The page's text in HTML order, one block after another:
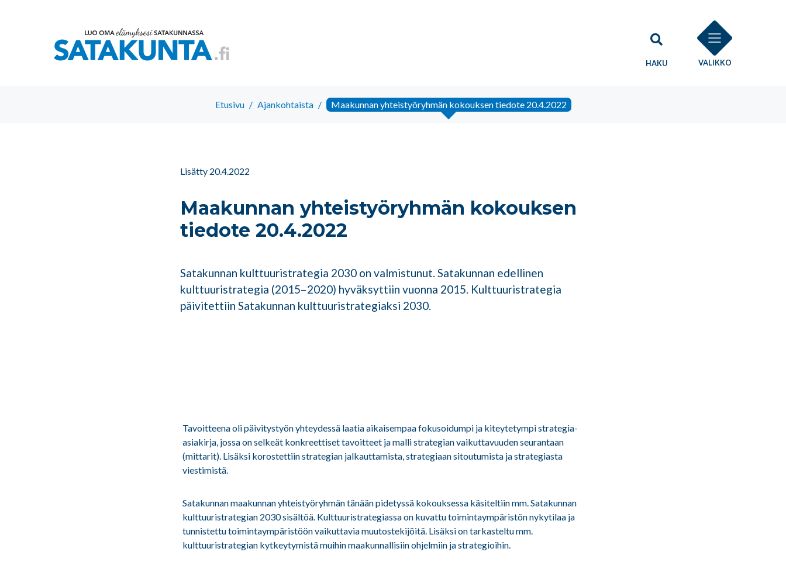
HAKU VALIKKO
Etusivu / Ajankohtaista / Maakunnan yhteistyöryhmän kokouksen tiedote 20.4.2022
Lisätty 20.4.2022
Maakunnan yhteistyöryhmän kokouksen
tiedote 20.4.2022
Satakunnan kulttuuristrategia 2030 on valmistunut. Satakunnan edellinen
kulttuuristrategia (2015–2020) hyväksyttiin vuonna 2015. Kulttuuristrategia
päivitettiin Satakunnan kulttuuristrategiaksi 2030.
Tavoitteena oli päivitystyön yhteydessä laatia aikaisempaa fokusoidumpi ja kiteytetympi strategia-
asiakirja, jossa on selkeät konkreettiset tavoitteet ja malli strategian vaikuttavuuden seurantaan
(mittarit). Lisäksi korostettiin strategian jalkauttamista, strategiaan sitoutumista ja strategiasta
viestimistä.
Satakunnan maakunnan yhteistyöryhmän tänään pidetyssä kokouksessa käsiteltiin mm. Satakunnan
kulttuuristrategian 2030 sisältöä. Kulttuuristrategiassa on kuvattu toimintaympäristön nykytilaa ja
tunnistettu toimintaympäristöön vaikuttavia muutostekijöitä. Lisäksi on tarkasteltu mm.
kulttuuristrategian kytkeytymistä muihin maakunnallisiin ohjelmiin ja strategioihin.